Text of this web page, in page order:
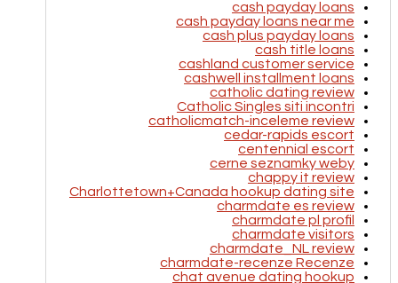
cash payday loans
cash payday loans near me
cash plus payday loans
cash title loans
cashland customer service
cashwell installment loans
catholic dating review
Catholic Singles siti incontri
catholicmatch-inceleme review
cedar-rapids escort
centennial escort
cerne seznamky weby
chappy it review
Charlottetown+Canada hookup dating site
charmdate es review
charmdate pl profil
charmdate visitors
charmdate_NL review
charmdate-recenze Recenze
chat avenue dating hookup